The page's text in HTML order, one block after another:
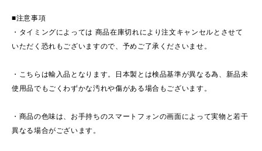
■注意事項
・タイミングによっては 商品在庫切れにより注文キャンセルとさせて
いただく恐れもございますので、予めご了承くださいませ。
・こちらは輸入品となります。日本製とは検品基準が異なる為、新品未
使用品でもごくわずかな汚れや傷がある場合もございます。
・商品の色味は、お手持ちのスマートフォンの画面によって実物と若干
異なる場合がございます。